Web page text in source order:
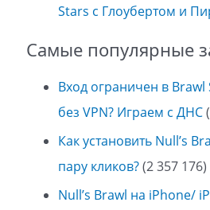
Stars с Глоубертом и
Самые популярные
Вход ограничен в Brawl
без VPN? Играем с ДНС
Как установить Null’s
пару кликов?(2 357 176)
Null’s Brawl на iPhone/